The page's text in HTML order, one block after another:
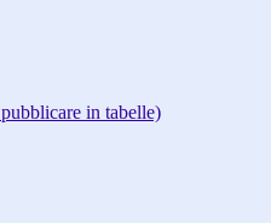
in tabelle)